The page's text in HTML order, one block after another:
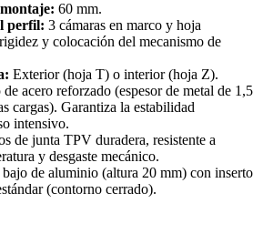
60 mm.
perfil: 3 cámaras en marco y hoja
y colocación del mecanismo de
Exterior (hoja T) o interior (hoja Z).
acero reforzado (espesor de metal de 1,5
cargas). Garantiza la estabilidad
intensivo.
de junta TPV duradera, resistente a
y desgaste mecánico.
de aluminio (altura 20 mm) con inserto
(contorno cerrado).